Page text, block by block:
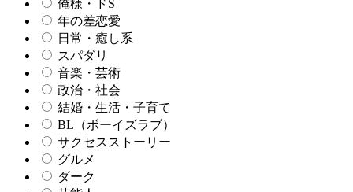
俺様・ドS
年の差恋愛
日常・癒し系
スパダリ
音楽・芸術
政治・社会
結婚・生活・子育て
BL（ボーイズラブ）
サクセスストーリー
グルメ
ダーク